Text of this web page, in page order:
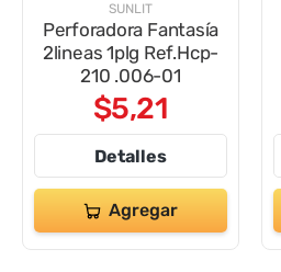
SUNLIT
Perforadora Fantasía
2lineas 1plg Ref.Hcp-
210 .006-01
$5,21
Detalles
Agregar